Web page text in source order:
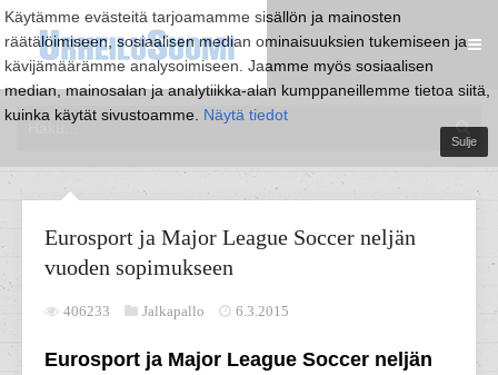
Käytämme evästeitä tarjoamamme sisällön ja mainosten
räätälöimiseen, sosiaalisen median ominaisuuksien tukemiseen ja
kävijämäärämme analysoimiseen. Jaamme myös sosiaalisen
median, mainosalan ja analytiikka-alan kumppaneillemme tietoa siitä,
kuinka käytät sivustoamme. Näytä tiedot
Sulje
Eurosport ja Major League Soccer neljän
vuoden sopimukseen
406233 Jalkapallo 6.3.2015
Eurosport ja Major League Soccer neljän